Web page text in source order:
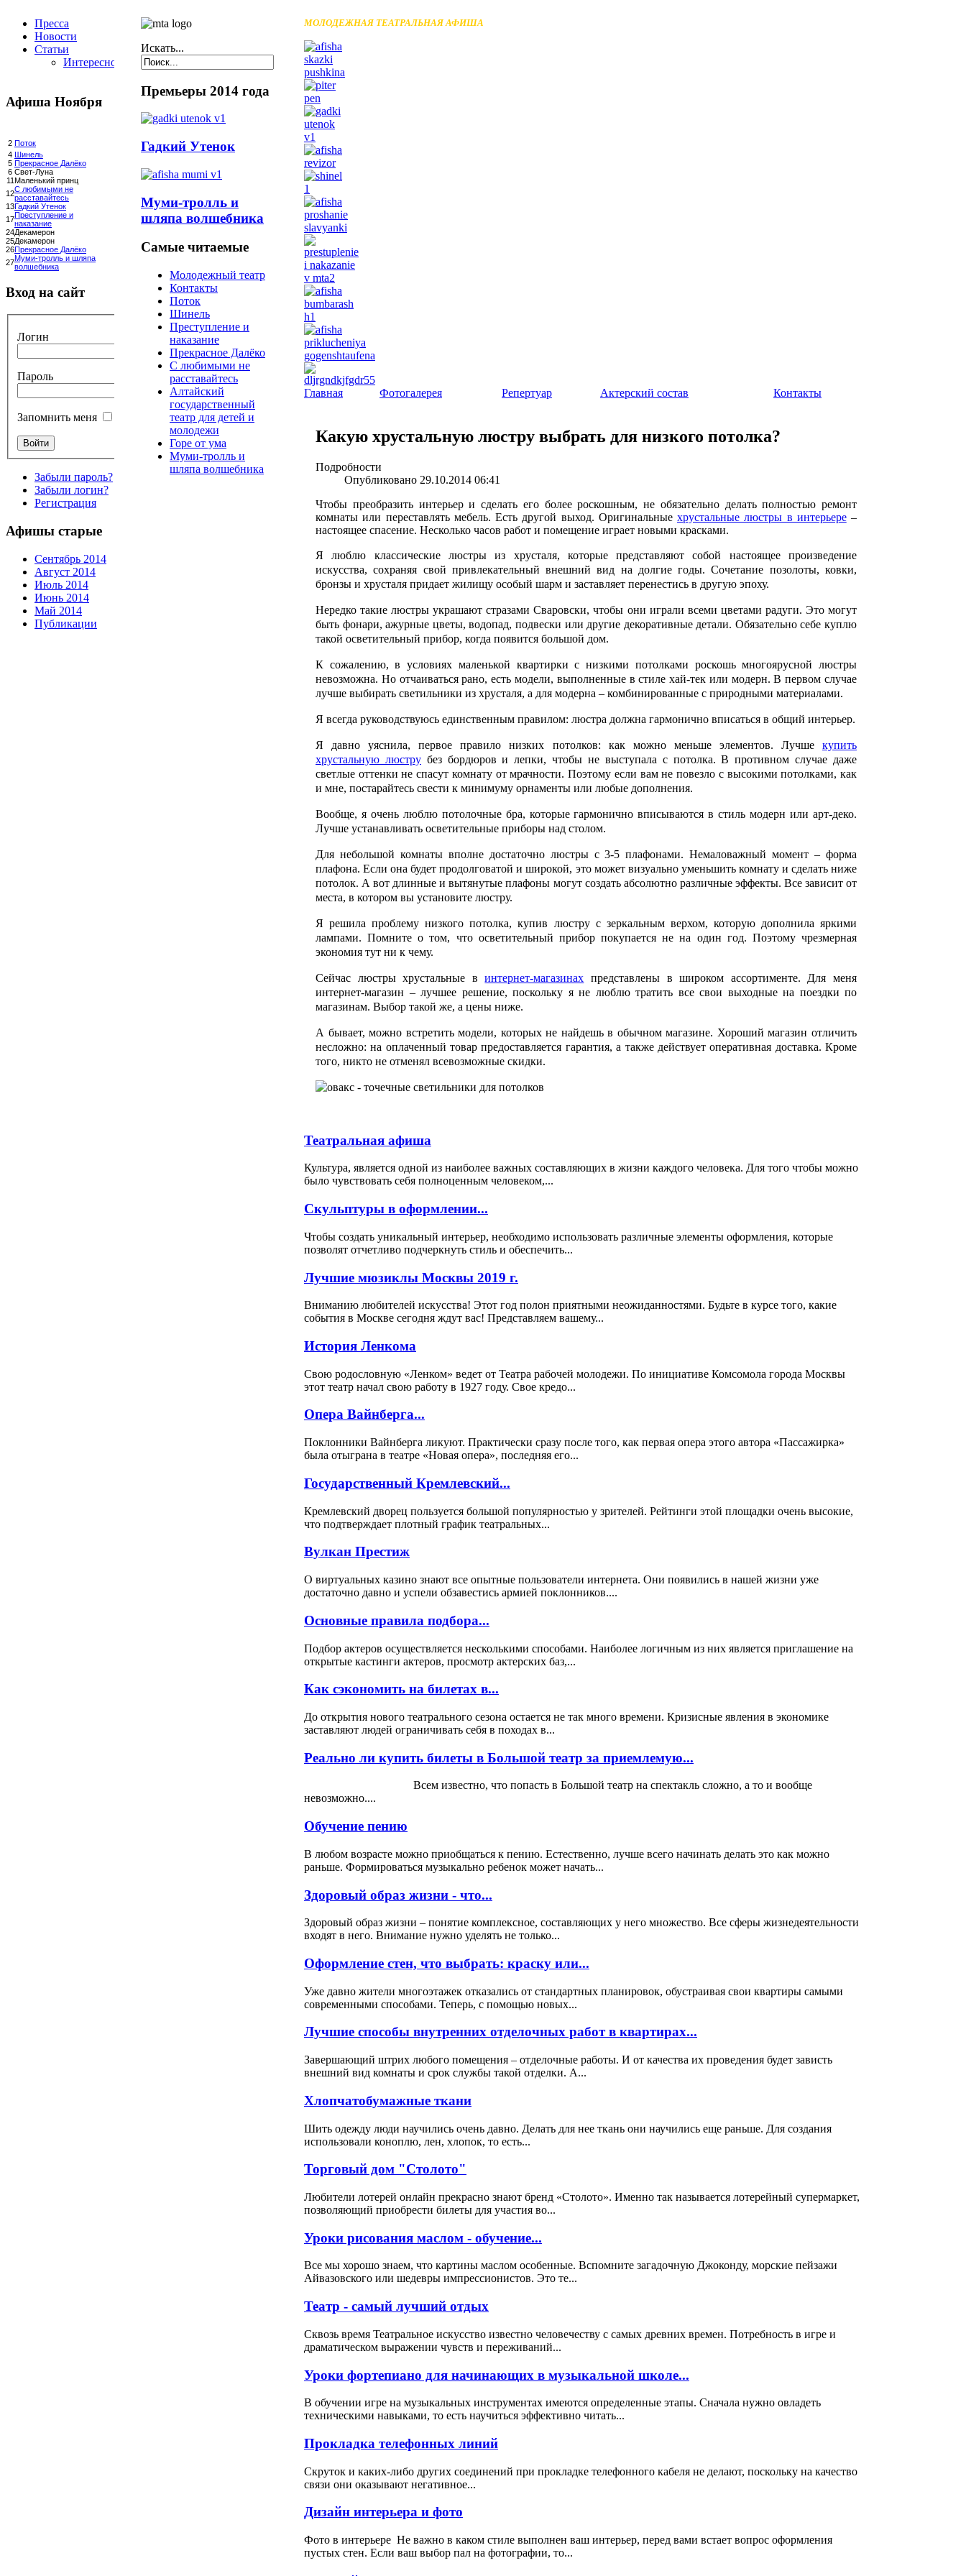
Пресса
Новости
Статьи
Интересное
Афиша Ноября
2 Поток
4 Шинель
5 Прекрасное Далёко
6 Свет-Луна
11Маленький принц
12С любимыми не
расставайтесь
13Гадкий Утенок
17Преступление и
наказание
24Декамерон
25Декамерон
26Прекрасное Далёко
27Муми-тролль и шляпа
волшебника
Вход на сайт
Логин
Пароль
Запомнить меня
Забыли пароль?
Забыли логин?
Регистрация
Афишы старые
Сентябрь 2014
Август 2014
Июль 2014
Июнь 2014
Май 2014
Публикации
Искать...
Премьеры 2014 года
Гадкий Утенок
Муми-тролль и
шляпа волшебника
Самые читаемые
Молодежный театр
Контакты
Поток
Шинель
Преступление и
наказание
Прекрасное Далёко
С любимыми не
расставайтесь
Алтайский
государственный
театр для детей и
молодежи
Горе от ума
Муми-тролль и
шляпа волшебника
МОЛОДЕЖНАЯ ТЕАТРАЛЬНАЯ АФИША
Главная Фотогалерея Репертуар Актерский состав Контакты
Какую хрустальную люстру выбрать для низкого потолка?
Подробности
Опубликовано 29.10.2014 06:41
Чтобы преобразить интерьер и сделать его более роскошным, не обязательно делать полностью ремонт
комнаты или переставлять мебель. Есть другой выход. Оригинальные хрустальные люстры в интерьере–
настоящее спасение. Несколько часов работ и помещение играет новыми красками.
Я люблю классические люстры из хрусталя, которые представляют собой настоящее произведение
искусства, сохраняя свой привлекательный внешний вид на долгие годы. Сочетание позолоты, ковки,
бронзы и хрусталя придает жилищу особый шарм и заставляет перенестись в другую эпоху.
Нередко такие люстры украшают стразами Сваровски, чтобы они играли всеми цветами радуги. Это могут
быть фонари, ажурные цветы, водопад, подвески или другие декоративные детали. Обязательно себе куплю
такой осветительный прибор, когда появится большой дом.
К сожалению, в условиях маленькой квартирки с низкими потолками роскошь многоярусной люстры
невозможна. Но отчаиваться рано, есть модели, выполненные в стиле хай-тек или модерн. В первом случае
лучше выбирать светильники из хрусталя, а для модерна – комбинированные с природными материалами.
Я всегда руководствуюсь единственным правилом: люстра должна гармонично вписаться в общий интерьер.
Я давно уяснила, первое правило низких потолков: как можно меньше элементов. Лучше купить
хрустальную люструбез бордюров и лепки, чтобы не выступала с потолка. В противном случае даже
светлые оттенки не спасут комнату от мрачности. Поэтому если вам не повезло с высокими потолками, как
и мне, постарайтесь свести к минимуму орнаменты или любые дополнения.
Вообще, я очень люблю потолочные бра, которые гармонично вписываются в стиль модерн или арт-деко.
Лучше устанавливать осветительные приборы над столом.
Для небольшой комнаты вполне достаточно люстры с 3-5 плафонами. Немаловажный момент – форма
плафона. Если она будет продолговатой и широкой, это может визуально уменьшить комнату и сделать ниже
потолок. А вот длинные и вытянутые плафоны могут создать абсолютно различные эффекты. Все зависит от
места, в котором вы установите люстру.
Я решила проблему низкого потолка, купив люстру с зеркальным верхом, которую дополнила яркими
лампами. Помните о том, что осветительный прибор покупается не на один год. Поэтому чрезмерная
экономия тут ни к чему.
Сейчас люстры хрустальные винтернет-магазинах представлены в широком ассортименте. Для меня
интернет-магазин – лучшее решение, поскольку я не люблю тратить все свои выходные на поездки по
магазинам. Выбор такой же, а цены ниже.
А бывает, можно встретить модели, которых не найдешь в обычном магазине. Хороший магазин отличить
несложно: на оплаченный товар предоставляется гарантия, а также действует оперативная доставка. Кроме
того, никто не отменял всевозможные скидки.
Театральная афиша
Культура, является одной из наиболее важных составляющих в жизни каждого человека. Для того чтобы можно
было чувствовать себя полноценным человеком,...
Скульптуры в оформлении...
Чтобы создать уникальный интерьер, необходимо использовать различные элементы оформления, которые
позволят отчетливо подчеркнуть стиль и обеспечить...
Лучшие мюзиклы Москвы 2019 г.
Вниманию любителей искусства! Этот год полон приятными неожиданностями. Будьте в курсе того, какие
события в Москве сегодня ждут вас! Представляем вашему...
История Ленкома
Свою родословную «Ленком» ведет от Театра рабочей молодежи. По инициативе Комсомола города Москвы
этот театр начал свою работу в 1927 году. Свое кредо...
Опера Вайнберга...
Поклонники Вайнберга ликуют. Практически сразу после того, как первая опера этого автора «Пассажирка»
была отыграна в театре «Новая опера», последняя его...
Государственный Кремлевский...
Кремлевский дворец пользуется большой популярностью у зрителей. Рейтинги этой площадки очень высокие,
что подтверждает плотный график театральных...
Вулкан Престиж
О виртуальных казино знают все опытные пользователи интернета. Они появились в нашей жизни уже
достаточно давно и успели обзавестись армией поклонников....
Основные правила подбора...
Подбор актеров осуществляется несколькими способами. Наиболее логичным из них является приглашение на
открытые кастинги актеров, просмотр актерских баз,...
Как сэкономить на билетах в...
До открытия нового театрального сезона остается не так много времени. Кризисные явления в экономике
заставляют людей ограничивать себя в походах в...
Реально ли купить билеты в Большой театр за приемлемую...
Всем известно, что попасть в Большой театр на спектакль сложно, а то и вообще
невозможно....
Обучение пению
В любом возрасте можно приобщаться к пению. Естественно, лучше всего начинать делать это как можно
раньше. Формироваться музыкально ребенок может начать...
Здоровый образ жизни - что...
Здоровый образ жизни – понятие комплексное, составляющих у него множество. Все сферы жизнедеятельности
входят в него. Внимание нужно уделять не только...
Оформление стен, что выбрать: краску или...
Уже давно жители многоэтажек отказались от стандартных планировок, обустраивая свои квартиры самыми
современными способами. Теперь, с помощью новых...
Лучшие способы внутренних отделочных работ в квартирах...
Завершающий штрих любого помещения – отделочные работы. И от качества их проведения будет зависть
внешний вид комнаты и срок службы такой отделки. А...
Хлопчатобумажные ткани
Шить одежду люди научились очень давно. Делать для нее ткань они научились еще раньше. Для создания
использовали коноплю, лен, хлопок, то есть...
Торговый дом "Столото"
Любители лотерей онлайн прекрасно знают бренд «Столото». Именно так называется лотерейный супермаркет,
позволяющий приобрести билеты для участия во...
Уроки рисования маслом - обучение...
Все мы хорошо знаем, что картины маслом особенные. Вспомните загадочную Джоконду, морские пейзажи
Айвазовского или шедевры импрессионистов. Это те...
Театр - самый лучший отдых
Сквозь время Театральное искусство известно человечеству с самых древних времен. Потребность в игре и
драматическом выражении чувств и переживаний...
Уроки фортепиано для начинающих в музыкальной школе...
В обучении игре на музыкальных инструментах имеются определенные этапы. Сначала нужно овладеть
техническими навыками, то есть научиться эффективно читать...
Прокладка телефонных линий
Скруток и каких-либо других соединений при прокладке телефонного кабеля не делают, поскольку на качество
связи они оказывают негативное...
Дизайн интерьера и фото
Фото в интерьере Не важно в каком стиле выполнен ваш интерьер, перед вами встает вопрос оформления
пустых стен. Если ваш выбор пал на фотографии, то...